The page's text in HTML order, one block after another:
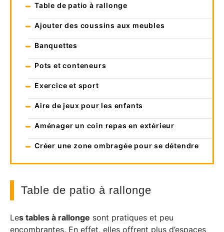
Table de patio à rallonge
Ajouter des coussins aux meubles
Banquettes
Pots et conteneurs
Exercice et sport
Aire de jeux pour les enfants
Aménager un coin repas en extérieur
Créer une zone ombragée pour se détendre
Table de patio à rallonge
Les tables à rallonge sont pratiques et peu
encombrantes. En effet, elles offrent plus d’espaces